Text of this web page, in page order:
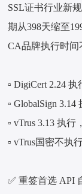
SSL证书行业新
期从398天缩至
CA品牌执行时间
▫️ DigiCert 2.24
▫️ GlobalSign
▫️ vTrus 3.13 执
▫️ vTrus国密不执
✅ 重签首选 API